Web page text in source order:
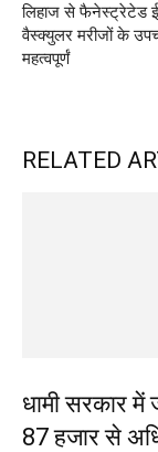
लिहाज से फैनेस्ट्रेटेड
वैस्क्युलर मरीजों के
महत्वपूर्णं
RELATED
धामी सरकार में
87 हजार से